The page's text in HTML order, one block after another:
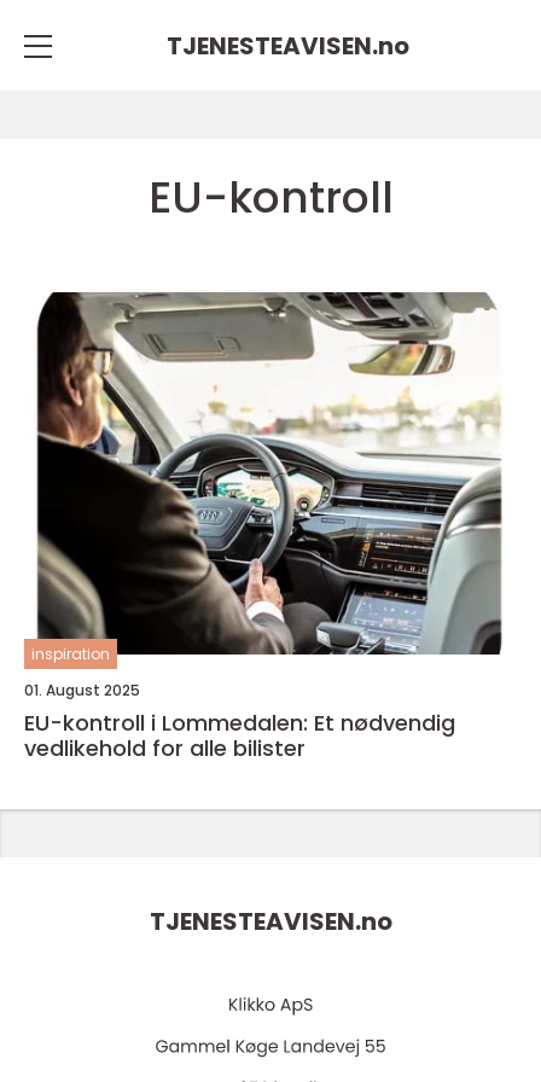
TJENESTEAVISEN.no
EU-kontroll
inspiration
01. August 2025
EU-kontroll i Lommedalen: Et nødvendig
vedlikehold for alle bilister
TJENESTEAVISEN.no